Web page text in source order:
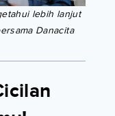
lebih lanjut
Danacita